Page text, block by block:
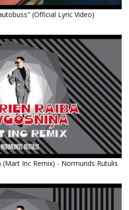
(Official Lyric Video)
Inc Remix) - Normunds Rutulis